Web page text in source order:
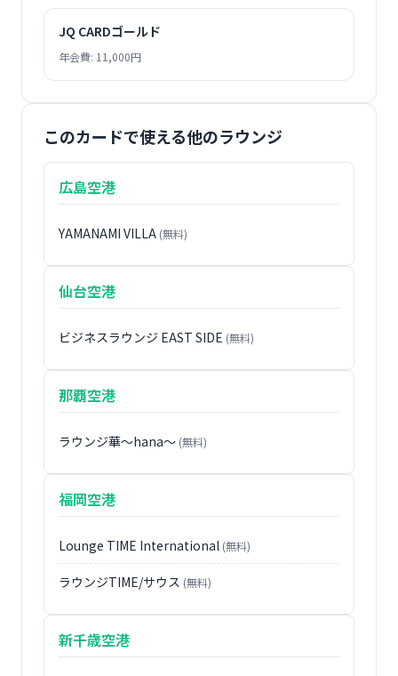
JQ CARDゴールド
年会費: 11,000円
このカードで使える他のラウンジ
広島空港
YAMANAMI VILLA (無料)
仙台空港
ビジネスラウンジ EAST SIDE (無料)
那覇空港
ラウンジ華〜hana〜 (無料)
福岡空港
Lounge TIME International (無料)
ラウンジTIME/サウス (無料)
新千歳空港